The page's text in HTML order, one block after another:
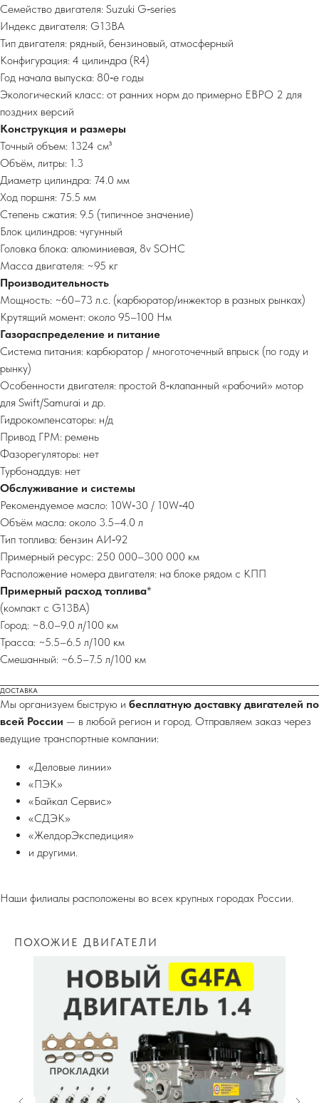
Семейство двигателя: Suzuki G‑series
Индекс двигателя: G13BA
Тип двигателя: рядный, бензиновый, атмосферный
Конфигурация: 4 цилиндра (R4)
Год начала выпуска: 80‑е годы
Экологический класс: от ранних норм до примерно ЕВРО 2 для
поздних версий
Конструкция и размеры
Точный объем: 1324 см³
Объём, литры: 1.3
Диаметр цилиндра: 74.0 мм
Ход поршня: 75.5 мм
Степень сжатия: 9.5 (типичное значение)
Блок цилиндров: чугунный
Головка блока: алюминиевая, 8v SOHC
Масса двигателя: ~95 кг
Производительность
Мощность: ~60–73 л.с. (карбюратор/инжектор в разных рынках)
Крутящий момент: около 95–100 Нм
Газораспределение и питание
Система питания: карбюратор / многоточечный впрыск (по году и
рынку)
Особенности двигателя: простой 8‑клапанный «рабочий» мотор
для Swift/Samurai и др.
Гидрокомпенсаторы: н/д
Привод ГРМ: ремень
Фазорегуляторы: нет
Турбонаддув: нет
Обслуживание и системы
Рекомендуемое масло: 10W‑30 / 10W‑40
Объём масла: около 3.5–4.0 л
Тип топлива: бензин АИ‑92
Примерный ресурс: 250 000–300 000 км
Расположение номера двигателя: на блоке рядом с КПП
Примерный расход топлива*
(компакт с G13BA)
Город: ~8.0–9.0 л/100 км
Трасса: ~5.5–6.5 л/100 км
Смешанный: ~6.5–7.5 л/100 км
ДОСТАВКА
Мы организуем быструю и бесплатную доставку двигателей по
всей России — в любой регион и город. Отправляем заказ через
ведущие транспортные компании:
«Деловые линии»
«ПЭК»
«Байкал Сервис»
«СДЭК»
«ЖелдорЭкспедиция»
и другими.
Наши филиалы расположены во всех крупных городах России.
ПОХОЖИЕ ДВИГАТЕЛИ